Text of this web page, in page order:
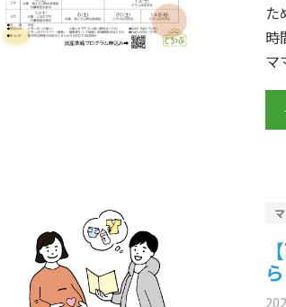
た
時
マ
ら